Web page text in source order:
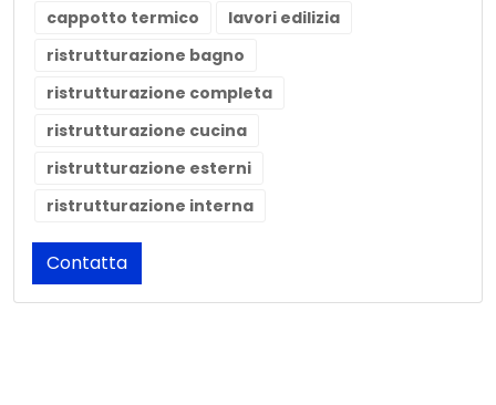
cappotto termico
lavori edilizia
ristrutturazione bagno
ristrutturazione completa
ristrutturazione cucina
ristrutturazione esterni
ristrutturazione interna
Contatta